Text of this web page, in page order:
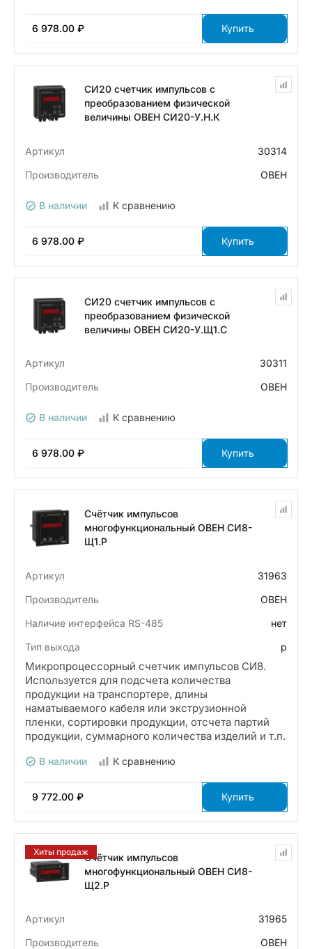
6 978.00 ₽ Купить
СИ20 счетчик импульсов с
преобразованием физической
величины ОВЕН СИ20-У.Н.К
Артикул
30314
Производитель
ОВЕН
В наличии К сравнению
6 978.00 ₽ Купить
СИ20 счетчик импульсов с
преобразованием физической
величины ОВЕН СИ20-У.Щ1.С
Артикул
30311
Производитель
ОВЕН
В наличии К сравнению
6 978.00 ₽ Купить
Счётчик импульсов
многофункциональный ОВЕН СИ8-
Щ1.Р
Артикул
31963
Производитель
ОВЕН
Наличие интерфейса RS-485
нет
Тип выхода
р
Микропроцессорный счетчик импульсов СИ8.
Используется для подсчета количества
продукции на транспортере, длины
наматываемого кабеля или экструзионной
пленки, сортировки продукции, отсчета партий
продукции, суммарного количества изделий и т.п.
В наличии К сравнению
9 772.00 ₽ Купить
Хиты продажСчётчик импульсов
многофункциональный ОВЕН СИ8-
Щ2.Р
Артикул
31965
Производитель
ОВЕН